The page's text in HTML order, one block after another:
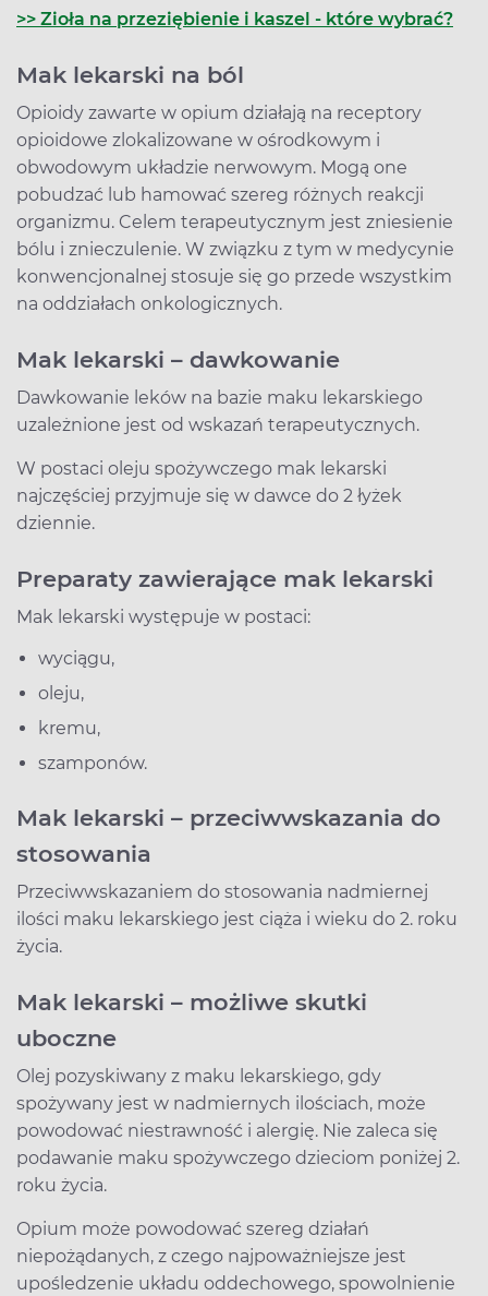
>> Zioła na przeziębienie i kaszel - które wybrać?
Mak lekarski na ból
Opioidy zawarte w opium działają na receptory
opioidowe zlokalizowane w ośrodkowym i
obwodowym układzie nerwowym. Mogą one
pobudzać lub hamować szereg różnych reakcji
organizmu. Celem terapeutycznym jest zniesienie
bólu i znieczulenie. W związku z tym w medycynie
konwencjonalnej stosuje się go przede wszystkim
na oddziałach onkologicznych.
Mak lekarski – dawkowanie
Dawkowanie leków na bazie maku lekarskiego
uzależnione jest od wskazań terapeutycznych.
W postaci oleju spożywczego mak lekarski
najczęściej przyjmuje się w dawce do 2 łyżek
dziennie.
Preparaty zawierające mak lekarski
Mak lekarski występuje w postaci:
wyciągu,
oleju,
kremu,
szamponów.
Mak lekarski – przeciwwskazania do
stosowania
Przeciwwskazaniem do stosowania nadmiernej
ilości maku lekarskiego jest ciąża i wieku do 2. roku
życia.
Mak lekarski – możliwe skutki
uboczne
Olej pozyskiwany z maku lekarskiego, gdy
spożywany jest w nadmiernych ilościach, może
powodować niestrawność i alergię. Nie zaleca się
podawanie maku spożywczego dzieciom poniżej 2.
roku życia.
Opium może powodować szereg działań
niepożądanych, z czego najpoważniejsze jest
upośledzenie układu oddechowego, spowolnienie